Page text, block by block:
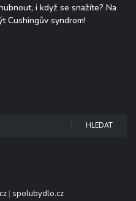
i když se snažíte? Na
Cushingův syndrom!
HLEDAT
| spolubydlo.cz